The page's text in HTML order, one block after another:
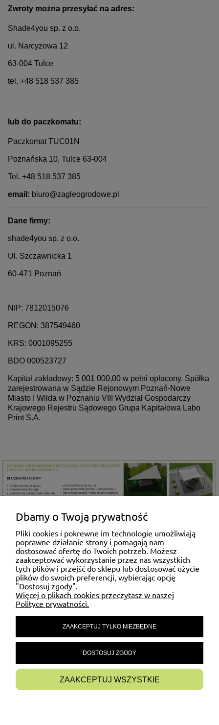
Zwroty można przesyłać na adres:
Shade4you sp. z o.o.
ul. Narcyzowa 12
63-004 Tulce
tel. +48 518 537 385
lub do paczkomatu:
Paczkomat TUC01N
Poznańska 10, Tulce 63-004
Tel. +48 518 537 385
email: biuro@zagleogrodowe.pl
Dane firmy:
shade4you sp. z o.o.
Ul. Szczawnicka 1
60-471 Poznań
NIP: 7812015076
REGON: 387549460
KRS: 0001095255
BDO 000523727
Kapitał zakładowy: 5 001 000,00 w pełni opłacony. Spółka
zarejestrowana w Sądzie Rejonowym Poznań-Nowe
Miasto I Wilda w Poznaniu VIII Wydział Gospodarczy
Krajowego Rejestru Sądowego Grupa Kapitałowa Labo
Print S.A.
ZAKUPY
MOJE KONTO
POMOC
MATERIAŁY INFORMACYJNE
INFORMACJE
Dbamy o Twoją prywatność
Pliki cookies i pokrewne im technologie umożliwiają
poprawne działanie strony i pomagają nam
dostosować ofertę do Twoich potrzeb. Możesz
zaakceptować wykorzystanie przez nas wszystkich
tych plików i przejść do sklepu lub dostosować użycie
plików do swoich preferencji, wybierając opcję
"Dostosuj zgody".
Więcej o plikach cookies przeczytasz w naszej
Polityce prywatności.
ZAAKCEPTUJ TYLKO NIEZBĘDNE
DOSTOSUJ ZGODY
ZAAKCEPTUJ WSZYSTKIE